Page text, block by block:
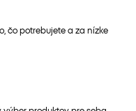
čo potrebujete a za nízke